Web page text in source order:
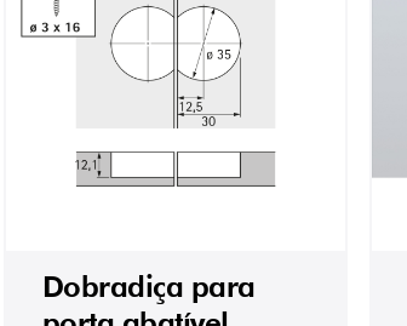
Dobradiça para